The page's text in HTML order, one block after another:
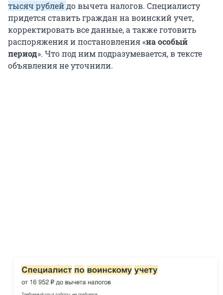
тысяч рублейдо вычета налогов. Специалисту
придется ставить граждан на воинский учет,
корректировать все данные, а также готовить
распоряжения и постановления «на особый
период». Что под ним подразумевается, в тексте
объявления не уточнили.